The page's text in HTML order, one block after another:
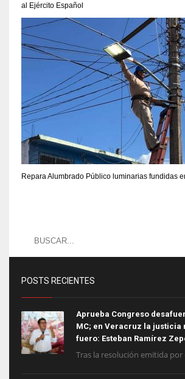
al Ejército Español
Repara Alumbrado Público luminarias fundidas
POSTS RECIENTES
Aprueba Congreso
MC; en Veracruz la justicia
fuero: Esteban Ramírez
Tras la resolución emitida por